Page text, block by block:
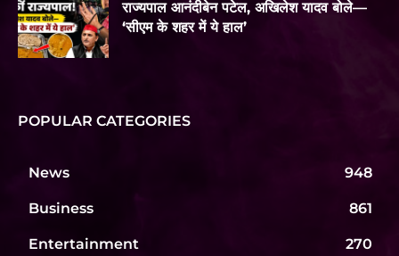
राज्यपाल आनंदीबेन पटेल, अखिलेश यादव बोले—
‘सीएम के शहर में ये हाल’
POPULAR CATEGORIES
News 948
Business 861
Entertainment 270